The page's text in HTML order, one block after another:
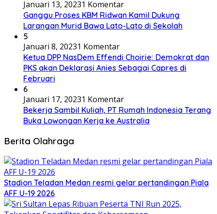
Januari 13, 20231 Komentar
Ganggu Proses KBM Ridwan Kamil Dukung
Larangan Murid Bawa Lato-Lato di Sekolah
5
Januari 8, 20231 Komentar
Ketua DPP NasDem Effendi Choirie: Demokrat dan
PKS akan Deklarasi Anies Sebagai Capres di
Februari
6
Januari 17, 20231 Komentar
Bekerja Sambil Kuliah, PT Rumah Indonesia Terang
Buka Lowongan Kerja ke Australia
Berita Olahraga
Stadion Teladan Medan resmi gelar pertandingan Piala
AFF U-19 2026